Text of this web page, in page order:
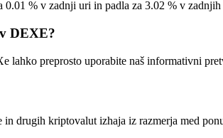
% v zadnji uri in padla za 3.02 % v
DEXE?
lahko preprosto uporabite naš informativni
drugih kriptovalut izhaja iz razmerja med